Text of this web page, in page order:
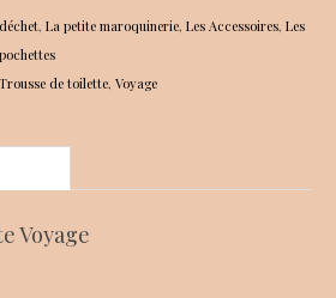
, La petite maroquinerie, Les Accessoires, Les
Trousse de toilette, Voyage
Voyage